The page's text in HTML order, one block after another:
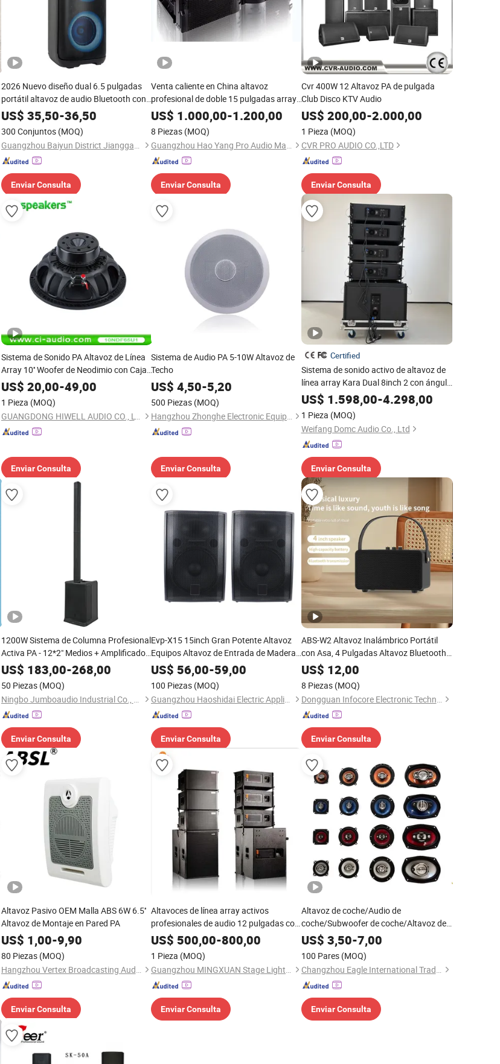
2026 Nuevo diseño dual 6.5 pulgadas
portátil altavoz de audio Bluetooth con
LED para karaoke
US$ 35,50-36,50
300 Conjuntos (MOQ)
Guangzhou Baiyun District Jianggao Feiyang Electronic Factory
Enviar Consulta
Venta caliente en China altavoz
profesional de doble 15 pulgadas array
lineal V25 altavoz de audio PRO
US$ 1.000,00-1.200,00
8 Piezas (MOQ)
Guangzhou Hao Yang Pro Audio Manufactory
Enviar Consulta
Cvr 400W 12 Altavoz PA de pulgada
Club Disco KTV Audio
US$ 200,00-2.000,00
1 Pieza (MOQ)
CVR PRO AUDIO CO.,LTD
Enviar Consulta
Sistema de Sonido PA Altavoz de Línea
Array 10'' Woofer de Neodimio con Caja
de Madera
US$ 20,00-49,00
1 Pieza (MOQ)
GUANGDONG HIWELL AUDIO CO., LTD
Enviar Consulta
Sistema de Audio PA 5-10W Altavoz de
Techo
US$ 4,50-5,20
500 Piezas (MOQ)
Hangzhou Zhonghe Electronic Equipment Co., Ltd.
Enviar Consulta
Certified
Sistema de sonido activo de altavoz de
línea array Kara Dual 8inch 2 con ángulo
ajustable para giras y sonido en vivo en
eventos interiores y exteriores
US$ 1.598,00-4.298,00
1 Pieza (MOQ)
Weifang Domc Audio Co., Ltd
Enviar Consulta
1200W Sistema de Columna Profesional
Activa PA - 12*2" Medios + Amplificador
Inalámbrico Clase D Sonido HD para
Estadio Karaoke al Aire Libre Bocina
Altavoz
US$ 183,00-268,00
50 Piezas (MOQ)
Ningbo Jumboaudio Industrial Co., Ltd.
Enviar Consulta
Evp-X15 15inch Gran Potente Altavoz
Equipos Altavoz de Entrada de Madera
Audio
US$ 56,00-59,00
100 Piezas (MOQ)
Guangzhou Haoshidai Electric Appliance Co., Ltd.
Enviar Consulta
ABS-W2 Altavoz Inalámbrico Portátil
con Asa, 4 Pulgadas Altavoz Bluetooth
Ideal para Actividades al Aire Libre y
Audio Interior
US$ 12,00
8 Piezas (MOQ)
Dongguan Infocore Electronic Technology Co., Ltd
Enviar Consulta
Altavoz Pasivo OEM Malla ABS 6W 6.5''
Altavoz de Montaje en Pared PA
US$ 1,00-9,90
80 Piezas (MOQ)
Hangzhou Vertex Broadcasting Audio Co., Ltd.
Enviar Consulta
Altavoces de línea array activos
profesionales de audio 12 pulgadas con
subwoofer 2 vías
US$ 500,00-800,00
1 Pieza (MOQ)
Guangzhou MINGXUAN Stage Light Equipment CO.,LTD
Enviar Consulta
Altavoz de coche/Audio de
coche/Subwoofer de coche/Altavoz de
coche/Altavoz de
techo/Tweeter/Altavoz de pared
US$ 3,50-7,00
100 Pares (MOQ)
Changzhou Eagle International Trade Corp.
Enviar Consulta